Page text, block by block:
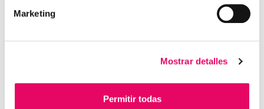
Marketing
Mostrar detalles
Permitir todas